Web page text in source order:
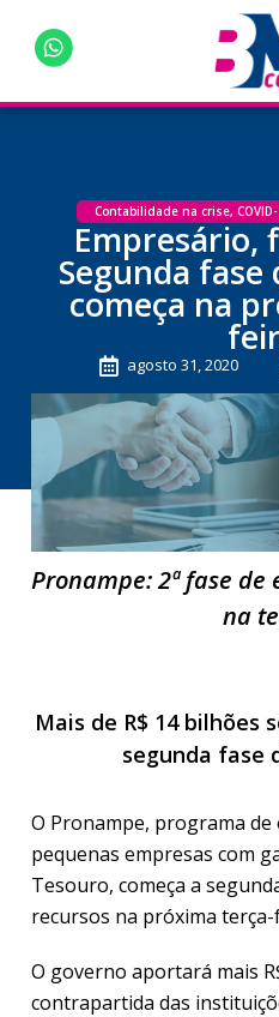
Contabilidade na crise,
Empresário,
Segunda
começa na
agosto 31, 2020
Pronampe: 2ª fase
na
Mais de R$ 14 bilhões
segunda fase
O Pronampe, programa
pequenas empresas com
Tesouro, começa a
recursos na próxima terça-
O governo aportará mais
contrapartida das